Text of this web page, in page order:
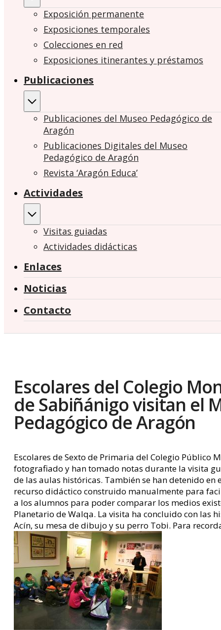
Exposición permanente
Exposiciones temporales
Colecciones en red
Exposiciones itinerantes y préstamos
Publicaciones
Publicaciones del Museo Pedagógico de
Aragón
Publicaciones Digitales del Museo
Pedagógico de Aragón
Revista ‘Aragón Educa’
Actividades
Visitas guiadas
Actividades didácticas
Enlaces
Noticias
Contacto
Escolares del Colegio
de Sabiñánigo visitan el
Pedagógico de Aragón
Escolares de Sexto de Primaria del Colegio Público
fotografiado y han tomado notas durante la visita
de las aulas históricas. También se han detenido
recurso didáctico construido manualmente para
a los alumnos para poder comparar los medios
Planetario de Walqa. La visita ha concluido con las
Acín, su mesa de dibujo y su perro Tobi. Para